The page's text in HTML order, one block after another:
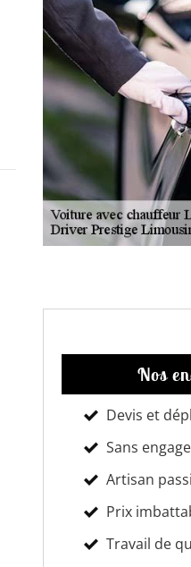
Nos
Devis et
Sans
Artisan
Prix
Travail de